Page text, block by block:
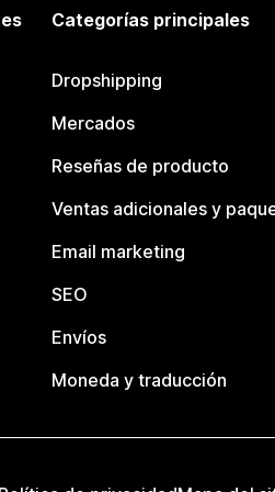
Categorías principales
Dropshipping
Mercados
Reseñas de producto
Ventas adicionales y
Email marketing
SEO
Envíos
Moneda y traducción